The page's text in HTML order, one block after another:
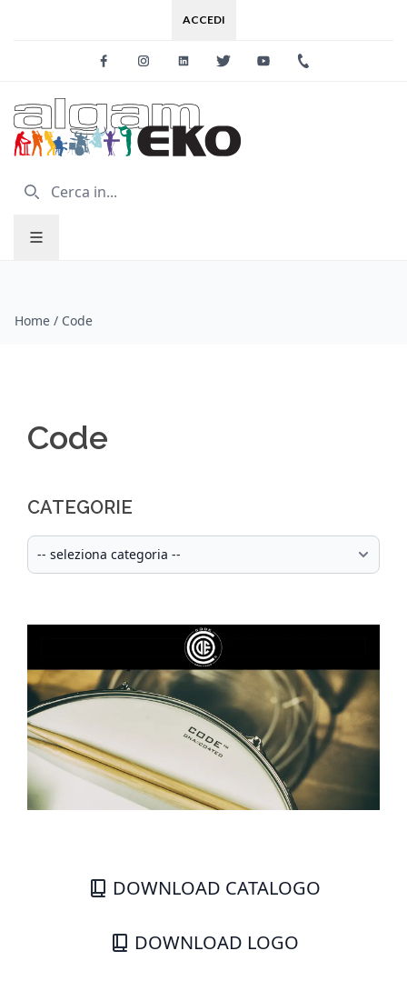
ACCEDI
FacebookInstagramLinkedinTwitter Youtube
Home / Code
Code
CATEGORIE
DOWNLOAD CATALOGO
DOWNLOAD LOGO